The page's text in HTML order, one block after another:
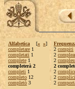
Alfabetica [« »]
completare 1
completati 1
complete 1
completerà 2
completi 1
completo 12
completò 3
2 compiti
2
2
2
2
2 complici
2